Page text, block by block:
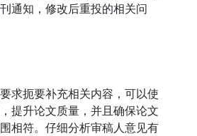
通知，修改后重投的相关问
扼要补充相关内容，可以使
提升论文质量，并且确保论文
相符。仔细分析审稿人意见有